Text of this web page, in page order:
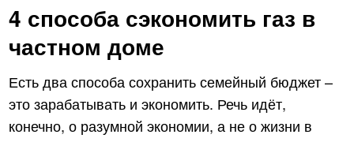
4 способа сэкономить газ в
частном доме
Есть два способа сохранить семейный бюджет –
это зарабатывать и экономить. Речь идёт,
конечно, о разумной экономии, а не о жизни в